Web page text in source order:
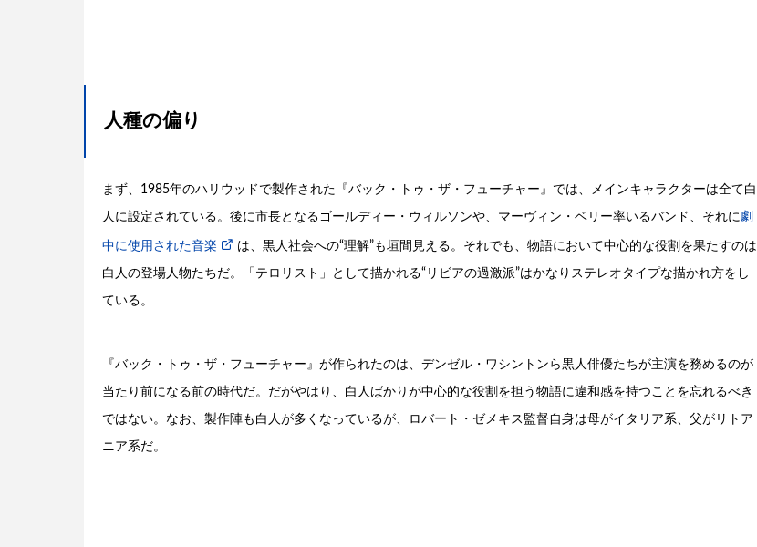
人種の偏り
まず、1985年のハリウッドで製作された『バック・トゥ・ザ・フューチャー』では、メインキャラクターは全て白
人に設定されている。後に市長となるゴールディー・ウィルソンや、マーヴィン・ベリー率いるバンド、それに 劇
中に使用された音楽 は、黒人社会への“理解”も垣間見える。それでも、物語において中心的な役割を果たすのは
白人の登場人物たちだ。「テロリスト」として描かれる“リビアの過激派”はかなりステレオタイプな描かれ方をし
ている。
『バック・トゥ・ザ・フューチャー』が作られたのは、デンゼル・ワシントンら黒人俳優たちが主演を務めるのが
当たり前になる前の時代だ。だがやはり、白人ばかりが中心的な役割を担う物語に違和感を持つことを忘れるべき
ではない。なお、製作陣も白人が多くなっているが、ロバート・ゼメキス監督自身は母がイタリア系、父がリトア
ニア系だ。